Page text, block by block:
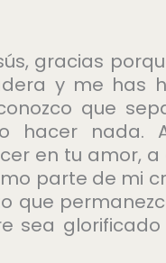
gracias
y me has
que
hacer nada.
en tu amor,
parte de mi
que
sea